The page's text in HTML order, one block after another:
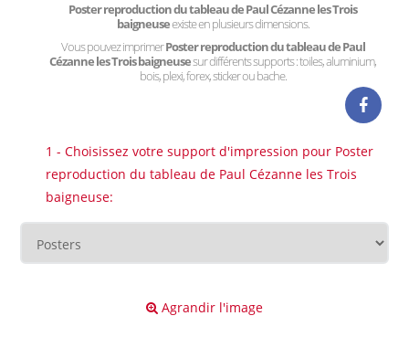
Poster reproduction du tableau de Paul Cézanne les Trois
baigneuseexiste en plusieurs dimensions.
Vous pouvez imprimerPoster reproduction du tableau de Paul
Cézanne les Trois baigneusesur différents supports : toiles, aluminium,
bois, plexi, forex, sticker ou bache.
1 - Choisissez votre support d'impression pour Poster
reproduction du tableau de Paul Cézanne les Trois
baigneuse:
Agrandir l'image